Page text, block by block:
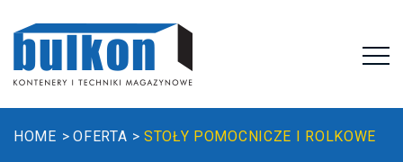
HOME OFERTA STOŁY POMOCNICZE I ROLKOWE